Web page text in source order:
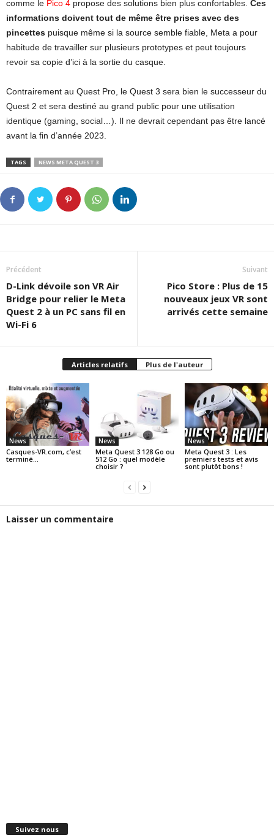
comme le Pico 4 propose des solutions bien plus confortables. Ces
informations doivent tout de même être prises avec des
pincettes puisque même si la source semble fiable, Meta a pour
habitude de travailler sur plusieurs prototypes et peut toujours
revoir sa copie d’ici à la sortie du casque.
Contrairement au Quest Pro, le Quest 3 sera bien le successeur du
Quest 2 et sera destiné au grand public pour une utilisation
identique (gaming, social…). Il ne devrait cependant pas être lancé
avant la fin d’année 2023.
TAGS NEWS META QUEST 3
Précédent
D-Link dévoile son VR Air
Bridge pour relier le Meta
Quest 2 à un PC sans fil en
Wi-Fi 6
Suivant
Pico Store : Plus de 15
nouveaux jeux VR sont
arrivés cette semaine
Articles relatifs Plus de l'auteur
News
Casques-VR.com, c’est
terminé…
News
Meta Quest 3 128 Go ou
512 Go : quel modèle
choisir ?
News
Meta Quest 3 : Les
premiers tests et avis
sont plutôt bons !
Laisser un commentaire
Suivez nous